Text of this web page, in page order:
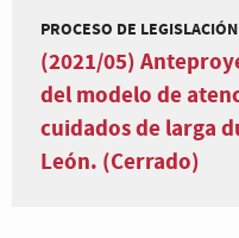
PROCESO DE
(2021/05)
del modelo de
cuidados de larga
León. (Cerrado)